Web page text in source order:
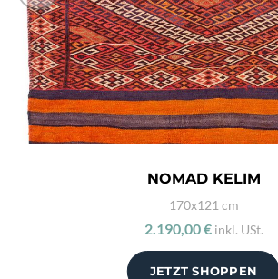
JETZT SHOPPEN
NOMAD KELIM
170x121 cm
2.190,00 € inkl. USt.